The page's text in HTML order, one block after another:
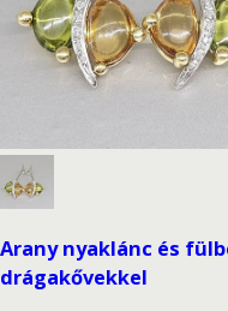
Arany nyaklánc és
drágakővekkel